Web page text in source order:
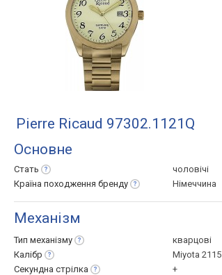
Pierre Ricaud 97302.1121Q
Основне
Стать
чоловічі
Країна походження бренду Німеччина
Механізм
Тип механізму
кварцові
Калібр
Miyota 2115
Секундна стрілка
+